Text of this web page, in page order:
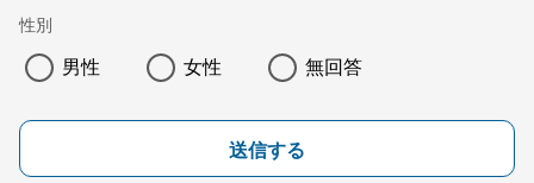
性別
男性 女性 無回答
送信する